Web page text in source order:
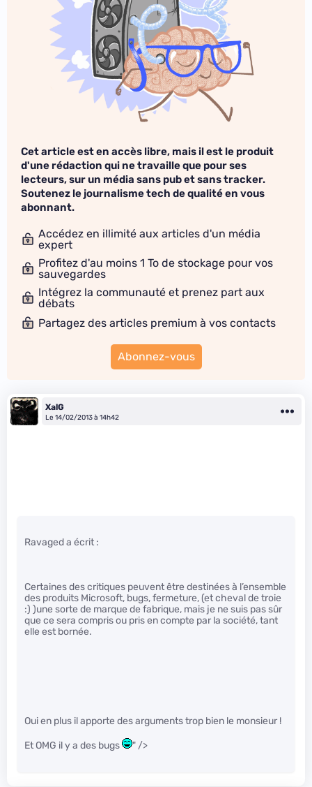
Cet article est en accès libre, mais il est le produit
d'une rédaction qui ne travaille que pour ses
lecteurs, sur un média sans pub et sans tracker.
Soutenez le journalisme tech de qualité en vous
abonnant.
Accédez en illimité aux articles d'un média
expert
Profitez d'au moins 1 To de stockage pour vos
sauvegardes
Intégrez la communauté et prenez part aux
débats
Partagez des articles premium à vos contacts
Abonnez-vous
XalG
Le 14/02/2013 à 14h42
Ravaged a écrit :
Certaines des critiques peuvent être destinées à l’ensemble
des produits Microsoft, bugs, fermeture, (et cheval de troie
:) )une sorte de marque de fabrique, mais je ne suis pas sûr
que ce sera compris ou pris en compte par la société, tant
elle est bornée.
Oui en plus il apporte des arguments trop bien le monsieur !
Et OMG il y a des bugs " />